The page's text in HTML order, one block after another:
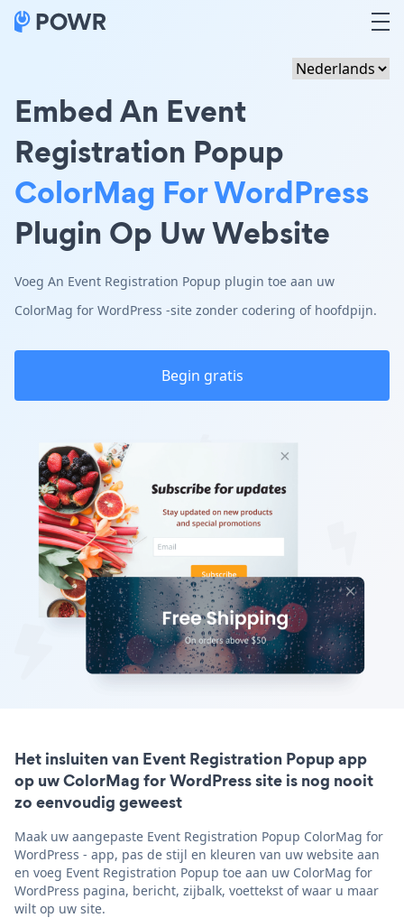
Embed An Event
Registration Popup
ColorMag For WordPress
Plugin Op Uw Website
Voeg An Event Registration Popup plugin toe aan uw
ColorMag for WordPress -site zonder codering of hoofdpijn.
Begin gratis
Het insluiten van Event Registration Popup app
op uw ColorMag for WordPress site is nog nooit
zo eenvoudig geweest
Maak uw aangepaste Event Registration Popup ColorMag for
WordPress - app, pas de stijl en kleuren van uw website aan
en voeg Event Registration Popup toe aan uw ColorMag for
WordPress pagina, bericht, zijbalk, voettekst of waar u maar
wilt op uw site.